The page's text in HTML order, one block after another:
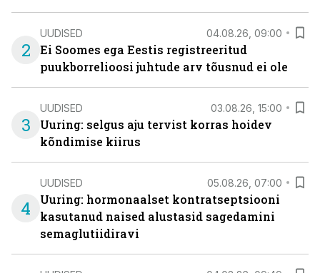
2
UUDISED 04.08.26, 09:00
Ei Soomes ega Eestis registreeritud
puukborrelioosi juhtude arv tõusnud ei ole
3
UUDISED 03.08.26, 15:00
Uuring: selgus aju tervist korras hoidev
kõndimise kiirus
4
UUDISED 05.08.26, 07:00
Uuring: hormonaalset kontratseptsiooni
kasutanud naised alustasid sagedamini
semaglutiidiravi